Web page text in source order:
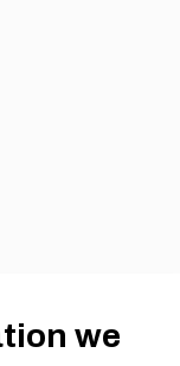
we